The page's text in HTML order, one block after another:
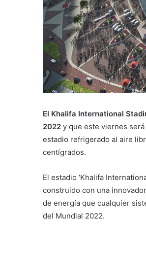
El Khalifa International
2022 y que este viernes
estadio refrigerado al aire
centígrados.
El estadio ‘Khalifa
construido con una
de energía que cualquier
del Mundial 2022.